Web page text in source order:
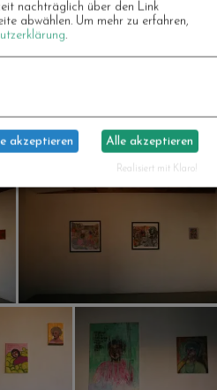
nachträglich über den Link
abwählen. Um mehr zu erfahren,
.
akzeptieren Alle akzeptieren
Realisiert mit Klaro!